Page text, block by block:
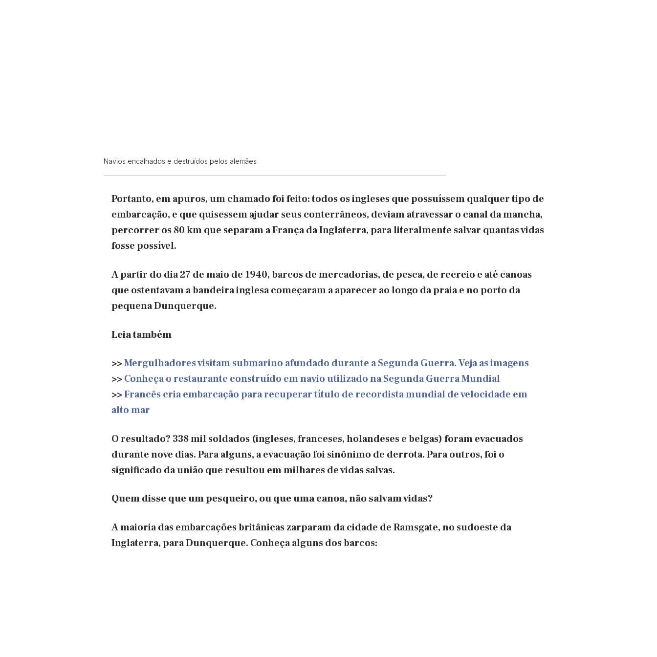
Navios encalhados e destruídos pelos alemães
Portanto, em apuros, um chamado foi feito: todos os ingleses que possuíssem qualquer tipo de
embarcação, e que quisessem ajudar seus conterrâneos, deviam atravessar o canal da mancha,
percorrer os 80 km que separam a França da Inglaterra, para literalmente salvar quantas vidas
fosse possível.
A partir do dia 27 de maio de 1940, barcos de mercadorias, de pesca, de recreio e até canoas
que ostentavam a bandeira inglesa começaram a aparecer ao longo da praia e no porto da
pequena Dunquerque.
Leia também
>>Mergulhadores visitam submarino afundado durante a Segunda Guerra. Veja as imagens
>>Conheça o restaurante construído em navio utilizado na Segunda Guerra Mundial
>>Francês cria embarcação para recuperar título de recordista mundial de velocidade em
alto mar
O resultado? 338 mil soldados (ingleses, franceses, holandeses e belgas) foram evacuados
durante nove dias. Para alguns, a evacuação foi sinônimo de derrota. Para outros, foi o
significado da união que resultou em milhares de vidas salvas.
Quem disse que um pesqueiro, ou que uma canoa, não salvam vidas?
A maioria das embarcações britânicas zarparam da cidade de Ramsgate, no sudoeste da
Inglaterra, para Dunquerque. Conheça alguns dos barcos: